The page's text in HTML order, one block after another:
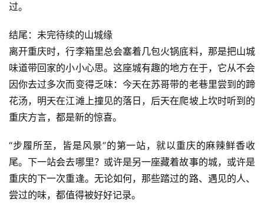
过。
结尾：未完待续的山城缘
离开重庆时，行李箱里总会塞着几包火锅底料，那是把山城
味道带回家的小小心思。这座城有趣的地方在于，它从不会
因你去过多次而变得乏味：今天在苏哥带的老巷里尝到的蹄
花汤，明天在江滩上撞见的落日，后天在爬坡上坎时听到的
重庆方言，都是新的惊喜。
“步履所至，皆是风景”的第一站，就以重庆的麻辣鲜香收
尾。下一站会去哪里？或许是另一座藏着故事的城，或许是
重庆的下一次重逢。无论如何，那些踏过的路、遇见的人、
尝过的味，都值得被好好记录。